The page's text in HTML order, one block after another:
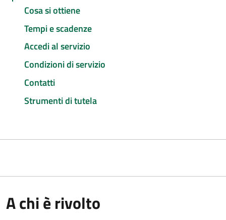
Cosa si ottiene
Tempi e scadenze
Accedi al servizio
Condizioni di servizio
Contatti
Strumenti di tutela
A chi è rivolto